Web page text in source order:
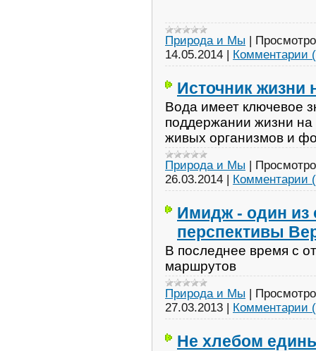
Природа и Мы |
14.05.2014 | Комментарии
Источник жизни
Вода имеет ключевое
поддержании жизни
живых организмов и
Природа и Мы |
26.03.2014 | Комментарии
Имидж - один из
перспективы
В последнее время с
маршрутов
Природа и Мы |
27.03.2013 | Комментарии
Не хлебом